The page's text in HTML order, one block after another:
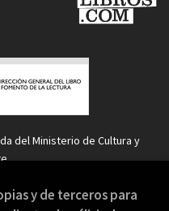
del Ministerio de Cultura y
y de terceros para